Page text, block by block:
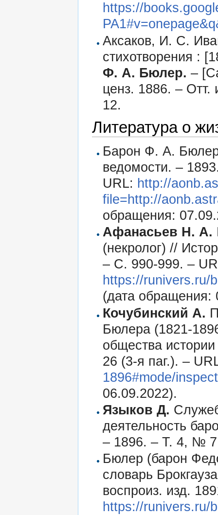
https://
Аксаков, И. С.
стихотворения :
Ф. А. Бюлер. –
ценз. 1886. –
12.
Литература о
Барон Ф. А.
ведомости. –
URL: http://
file=http://
обращения:
Афанасьев Н. А.
(некролог) //
– С. 990-999. –
https://runivers.ru/
(дата обращения:
Кочубинский А.
Бюлера (1821-
общества
26 (3-я паг.). –
1896#mode/
06.09.2022).
Языков Д.
деятельность
– 1896. – Т. 4, №
Бюлер (барон
словарь
воспроиз. изд.
https://runivers.ru/